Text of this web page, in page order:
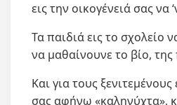
εις την οικογένειά σας να
Τα παιδιά εις το σχολείο
να μαθαίνουνε το βίο, της
Και για τους
σας αφήνω «καληνύχτα»,